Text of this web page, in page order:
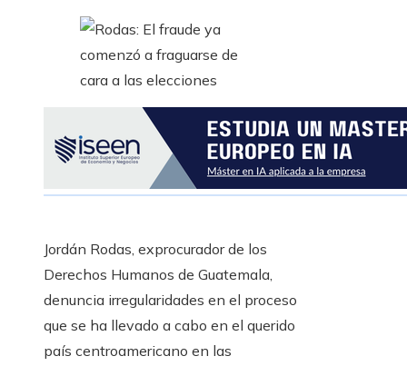
Jordán Rodas, exprocurador de los
Derechos Humanos de Guatemala,
denuncia irregularidades en el proceso
que se ha llevado a cabo en el querido
país centroamericano en las